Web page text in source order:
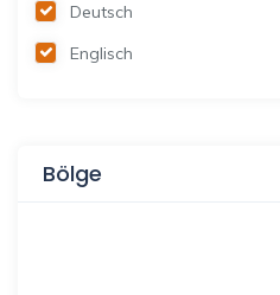
Deutsch
Englisch
Bölge